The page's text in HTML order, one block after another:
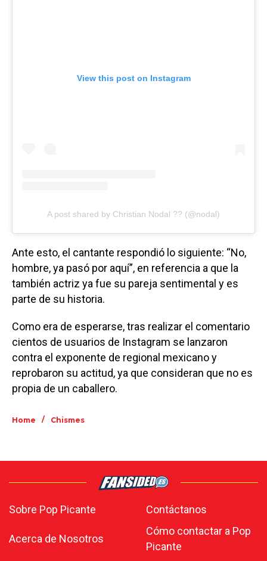
View this post on Instagram
A post shared by Christian Nodal ?? (@nodal)
Ante esto, el cantante respondió lo siguiente: “No,
hombre, ya pasó por aquí”, en referencia a que la
también actriz ya fue su pareja sentimental y es
parte de su historia.
Como era de esperarse, tras realizar el comentario
cientos de usuarios de Instagram se lanzaron
contra el exponente de regional mexicano y
reprobaron su actitud, ya que consideran que no es
propia de un caballero.
Home / Chismes
Sobre Pop Picante Contáctanos
Acerca de Nosotros
Cómo contactar a Pop
Picante